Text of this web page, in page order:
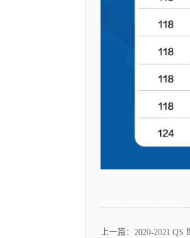
上一篇： 2020-2021 QS